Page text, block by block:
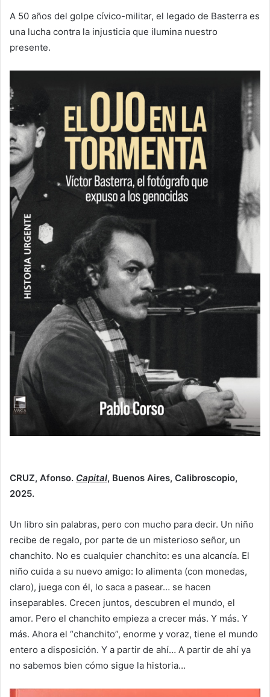
A 50 años del golpe cívico-militar, el legado de Basterra es
una lucha contra la injusticia que ilumina nuestro
presente.
CRUZ, Afonso. Capital, Buenos Aires, Calibroscopio,
2025.
Un libro sin palabras, pero con mucho para decir. Un niño
recibe de regalo, por parte de un misterioso señor, un
chanchito. No es cualquier chanchito: es una alcancía. El
niño cuida a su nuevo amigo: lo alimenta (con monedas,
claro), juega con él, lo saca a pasear… se hacen
inseparables. Crecen juntos, descubren el mundo, el
amor. Pero el chanchito empieza a crecer más. Y más. Y
más. Ahora el “chanchito”, enorme y voraz, tiene el mundo
entero a disposición. Y a partir de ahí… A partir de ahí ya
no sabemos bien cómo sigue la historia…